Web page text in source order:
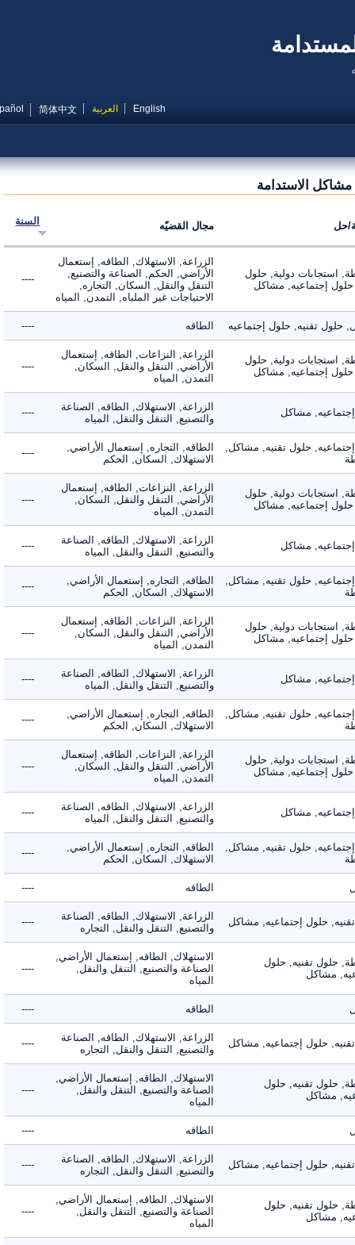
English العربية 简体中文
Español
الاستدامة
مجال القضيّه السنة
استجابات دولية, حلول
إجتماعيه, مشاكل
الزراعة, الاستهلاك, الطاقه, إستعمال
الأراضي, الحكم, الصناعة والتصنيع,
التنقل والنقل, السكان, التجاره,
الاحتياجات غير الملباه, التمدن, المياه
----
تقنيه, حلول إجتماعيه الطاقه ----
استجابات دولية, حلول
إجتماعيه, مشاكل
الزراعة, النزاعات, الطاقه, إستعمال
الأراضي, التنقل والنقل, السكان,
التمدن, المياه
----
مشاكل
الزراعة, الاستهلاك, الطاقه, الصناعة
والتصنيع, التنقل والنقل, المياه
----
حلول تقنيه, مشاكل,
الطاقه, التجاره, إستعمال الأراضي,
الاستهلاك, السكان, الحكم
----
استجابات دولية, حلول
إجتماعيه, مشاكل
الزراعة, النزاعات, الطاقه, إستعمال
الأراضي, التنقل والنقل, السكان,
التمدن, المياه
----
مشاكل
الزراعة, الاستهلاك, الطاقه, الصناعة
والتصنيع, التنقل والنقل, المياه
----
حلول تقنيه, مشاكل,
الطاقه, التجاره, إستعمال الأراضي,
الاستهلاك, السكان, الحكم
----
استجابات دولية, حلول
إجتماعيه, مشاكل
الزراعة, النزاعات, الطاقه, إستعمال
الأراضي, التنقل والنقل, السكان,
التمدن, المياه
----
مشاكل
الزراعة, الاستهلاك, الطاقه, الصناعة
والتصنيع, التنقل والنقل, المياه
----
حلول تقنيه, مشاكل,
الطاقه, التجاره, إستعمال الأراضي,
الاستهلاك, السكان, الحكم
----
استجابات دولية, حلول
إجتماعيه, مشاكل
الزراعة, النزاعات, الطاقه, إستعمال
الأراضي, التنقل والنقل, السكان,
التمدن, المياه
----
مشاكل
الزراعة, الاستهلاك, الطاقه, الصناعة
والتصنيع, التنقل والنقل, المياه
----
حلول تقنيه, مشاكل,
الطاقه, التجاره, إستعمال الأراضي,
الاستهلاك, السكان, الحكم
----
الطاقه ----
حلول إجتماعيه, مشاكل
الزراعة, الاستهلاك, الطاقه, الصناعة
والتصنيع, التنقل والنقل, التجاره
----
حلول تقنيه, حلول
مشاكل
الاستهلاك, الطاقه, إستعمال الأراضي,
الصناعة والتصنيع, التنقل والنقل,
المياه
----
الطاقه ----
حلول إجتماعيه, مشاكل
الزراعة, الاستهلاك, الطاقه, الصناعة
والتصنيع, التنقل والنقل, التجاره
----
حلول تقنيه, حلول
مشاكل
الاستهلاك, الطاقه, إستعمال الأراضي,
الصناعة والتصنيع, التنقل والنقل,
المياه
----
الطاقه ----
حلول إجتماعيه, مشاكل
الزراعة, الاستهلاك, الطاقه, الصناعة
والتصنيع, التنقل والنقل, التجاره
----
حلول تقنيه, حلول
مشاكل
الاستهلاك, الطاقه, إستعمال الأراضي,
الصناعة والتصنيع, التنقل والنقل,
المياه
----